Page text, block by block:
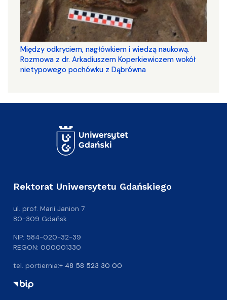
Między odkryciem, nagłówkiem i wiedzą naukową.
Rozmowa z dr. Arkadiuszem Koperkiewiczem wokół
nietypowego pochówku z Dąbrówna
Rektorat Uniwersytetu Gdańskiego
ul. prof. Marii Janion 7
80-309 Gdańsk
NIP: 584-020-32-39
REGON: 000001330
tel. portiernia:+ 48 58 523 30 00